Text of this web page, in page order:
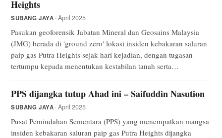
Heights
SUBANG JAYA · April 2025
Pasukan geoforensik Jabatan Mineral dan Geosains Malaysia
(JMG) berada di 'ground zero' lokasi insiden kebakaran saluran
paip gas Putra Heights sejak hari kejadian, dengan tugasan
tertumpu kepada menentukan kestabilan tanah serta…
PPS dijangka tutup Ahad ini – Saifuddin Nasution
SUBANG JAYA · April 2025
Pusat Pemindahan Sementara (PPS) yang menempatkan mangsa
insiden kebakaran saluran paip gas Putra Heights dijangka